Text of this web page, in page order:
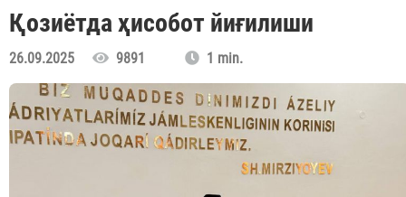
Қозиётда ҳисобот йиғилиши
26.09.2025 9891 1 min.